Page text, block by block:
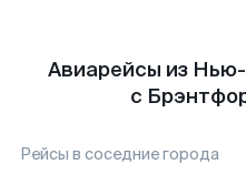
Авиарейсы из
с
Рейсы в соседние города